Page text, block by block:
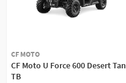
CF MOTO
CF Moto U Force 600 Desert Tan
TB